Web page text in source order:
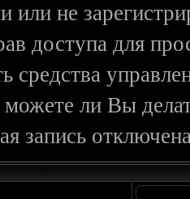
или не
доступа для
средства
ли Вы
запись